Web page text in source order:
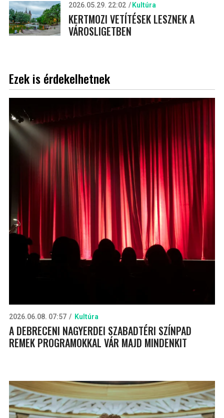
2026.05.29. 22:02 Kultúra
KERTMOZI VETÍTÉSEK LESZNEK A
VÁROSLIGETBEN
Ezek is érdekelhetnek
2026.06.08. 07:57 Kultúra
A DEBRECENI NAGYERDEI SZABADTÉRI SZÍNPAD
REMEK PROGRAMOKKAL VÁR MAJD MINDENKIT